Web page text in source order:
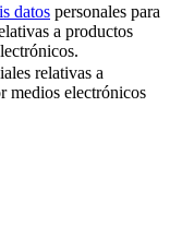
datos personales para
a productos
relativas a
medios electrónicos